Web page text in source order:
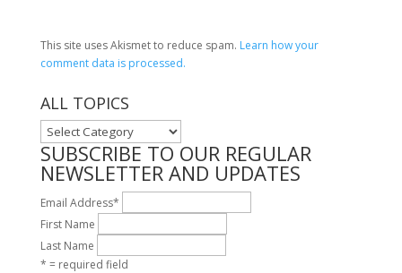
This site uses Akismet to reduce spam. Learn how your
comment data is processed.
ALL TOPICS
ALL
TOPICS
SUBSCRIBE TO OUR REGULAR
NEWSLETTER AND UPDATES
Email Address*
First Name
Last Name
* = required field